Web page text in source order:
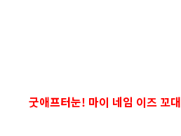
굿애프터눈! 마이 네임 이즈 꼬